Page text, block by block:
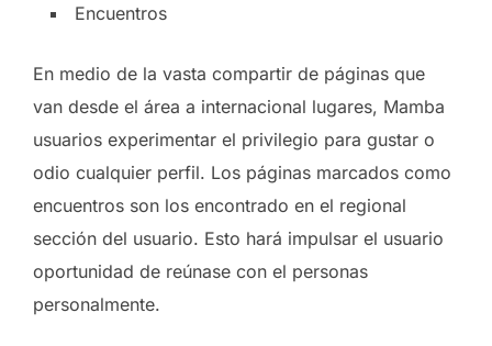
Encuentros
En medio de la vasta compartir de páginas que
van desde el área a internacional lugares, Mamba
usuarios experimentar el privilegio para gustar o
odio cualquier perfil. Los páginas marcados como
encuentros son los encontrado en el regional
sección del usuario. Esto hará impulsar el usuario
oportunidad de reúnase con el personas
personalmente.